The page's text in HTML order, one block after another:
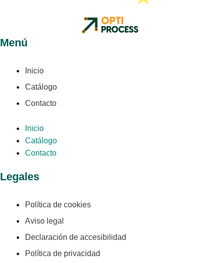
Menú
Inicio
Catálogo
Contacto
Inicio
Catálogo
Contacto
Legales
Política de cookies
Aviso legal
Declaración de accesibilidad
Política de privacidad